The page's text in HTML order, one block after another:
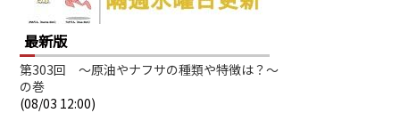
最新版
第303回 ～原油やナフサの種類や特徴は？～
の巻
(08/03 12:00)